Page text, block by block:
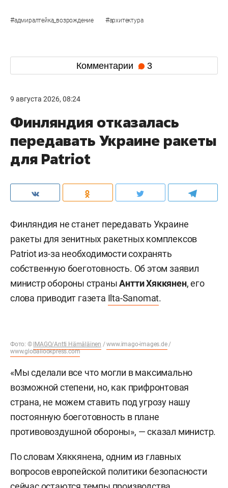
#адмиралтейка_возрождение #архитектура
Комментарии 3
9 августа 2026, 08:24
Финляндия отказалась
передавать Украине ракеты
для Patriot
Финляндия не станет передавать Украине
ракеты для зенитных ракетных комплексов
Patriot из-за необходимости сохранять
собственную боеготовность. Об этом заявил
министр обороны страныАнтти Хяккянен, его
слова приводит газета Ilta-Sanomat.
Фото: © IMAGO/Antti Hämäläinen /www.imago-images.de/
www.globallookpress.com
«Мы сделали все что могли в максимально
возможной степени, но, как прифронтовая
страна, не можем ставить под угрозу нашу
постоянную боеготовность в плане
противовоздушной обороны», — сказал министр.
По словам Хяккянена, одним из главных
вопросов европейской политики безопасности